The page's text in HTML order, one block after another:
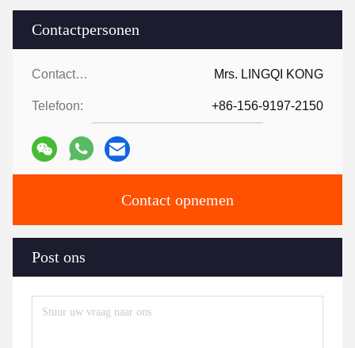
Contactpersonen
Contactpersonen: Mrs. LINGQI KONG
Telefoon: +86-156-9197-2150
Contact opnemen
Post ons